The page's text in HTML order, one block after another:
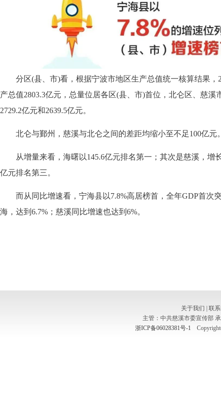
分区(县、市)看，根据宁波市地区生产总值统一核算结果，
产总值2803.3亿元，总量位居各区(县、市)首位，北仑区、慈溪
2729.2亿元和2639.5亿元。
北仑与鄞州，慈溪与北仑之间的差距均缩小至不足100亿元
从增量来看，海曙以145.6亿元排名第一；其次是慈溪，增长
亿元排名第三。
而从同比增速看，宁海县以7.8%高居榜首，全年GDP首次
海，达到6.7%；慈溪同比增速也达到6%。
关于我们
联
主管：中共慈溪市委宣传部
浙ICP备06028381号-1